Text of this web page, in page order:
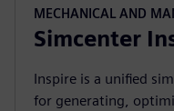
MECHANICAL AND
Simcenter
Inspire is a unified
for generating,